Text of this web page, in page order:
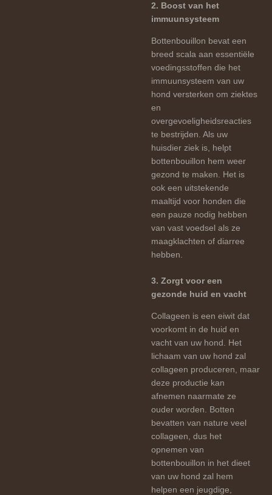
2. Boost van het
immuunsysteem
Bottenbouillon bevat een
breed scala aan essentiële
voedingsstoffen die het
immuunsysteem van uw
hond versterken om ziektes
en
overgevoeligheidsreacties
te bestrijden. Als uw
huisdier ziek is, helpt
bottenbouillon hem weer
gezond te maken. Het is
ook een uitstekende
maaltijd voor honden die
een pauze nodig hebben
van vast voedsel als ze
maagklachten of diarree
hebben.
3. Zorgt voor een
gezonde huid en vacht
Collageen is een eiwit dat
voorkomt in de huid en
vacht van uw hond. Het
lichaam van uw hond zal
collageen produceren, maar
deze productie kan
afnemen naarmate ze
ouder worden. Botten
bevatten van nature veel
collageen, dus het
opnemen van
bottenbouillon in het dieet
van uw hond zal hem
helpen een jeugdige,